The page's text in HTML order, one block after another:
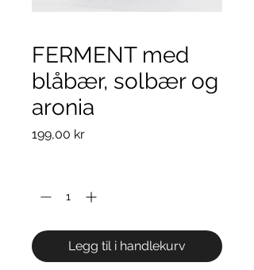
FERMENT med
blåbær, solbær og
aronia
199,00 krPris
Legg til i handlekurv